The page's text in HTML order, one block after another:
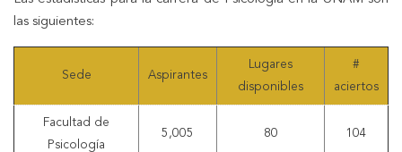
las siguientes:
Sede Aspirantes
Lugares
disponibles
#
aciertos
Facultad de
Psicología
5,005 80 104